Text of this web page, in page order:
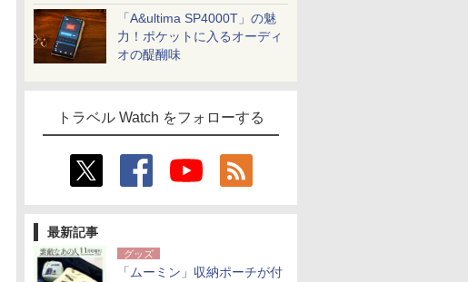
一気に聴く
「A&ultima SP4000T」の魅
力！ポケットに入るオーディ
オの醍醐味
トラベル Watch をフォローする
最新記事
グッズ
「ムーミン」収納ポーチが付